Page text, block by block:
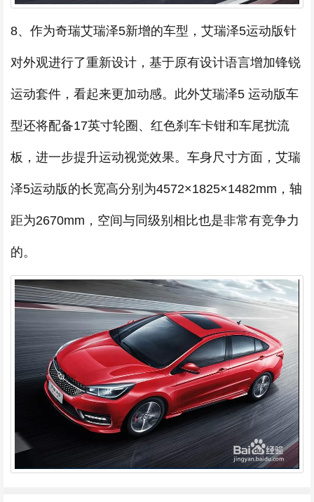
8、作为奇瑞艾瑞泽5新增的车型，艾瑞泽5运动版针
对外观进行了重新设计，基于原有设计语言增加锋锐
运动套件，看起来更加动感。此外艾瑞泽5 运动版车
型还将配备17英寸轮圈、红色刹车卡钳和车尾扰流
板，进一步提升运动视觉效果。车身尺寸方面，艾瑞
泽5运动版的长宽高分别为4572×1825×1482mm，轴
距为2670mm，空间与同级别相比也是非常有竞争力
的。